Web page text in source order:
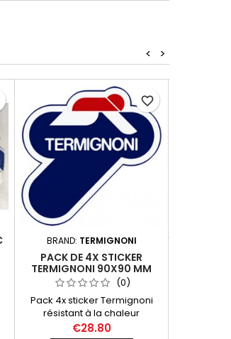
>
<
BRAND: TERMIGNONI
PACK DE 4X STICKER
TERMIGNONI 90X90 MM
(0)
Pack 4x sticker Termignoni
résistant à la chaleur
dimension 90x90mm.
€28.80
favorite_border